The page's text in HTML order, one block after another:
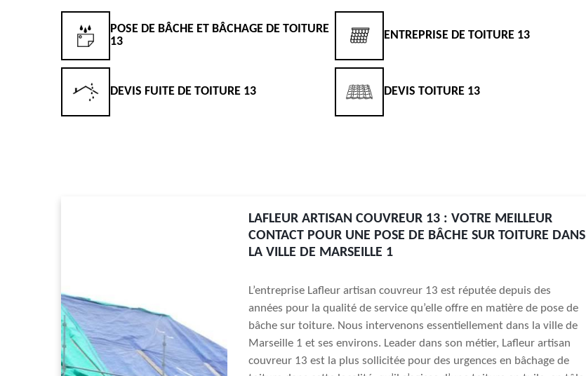
POSE DE BÂCHE ET BÂCHAGE DE TOITURE
13
DEVIS FUITE DE TOITURE 13
ENTREPRISE DE TOITURE 13
DEVIS TOITURE 13
LAFLEUR ARTISAN COUVREUR 13 : VOTRE MEILLEUR
CONTACT POUR UNE POSE DE BÂCHE SUR TOITURE DANS
LA VILLE DE MARSEILLE 1
L’entreprise Lafleur artisan couvreur 13 est réputée depuis des
années pour la qualité de service qu’elle offre en matière de pose de
bâche sur toiture. Nous intervenons essentiellement dans la ville de
Marseille 1 et ses environs. Leader dans son métier, Lafleur artisan
couvreur 13 est la plus sollicitée pour des urgences en bâchage de